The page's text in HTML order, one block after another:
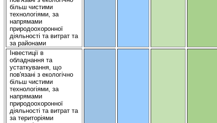
більш чистими
технологіями, за
напрямами
природоохоронної
діяльності та витратта
за районами
Інвестиціїв
обладнаннята
устаткування, що
пов'язані з екологічно
більш чистими
технологіями, за
напрямами
природоохоронної
діяльності та витратта
за територіями